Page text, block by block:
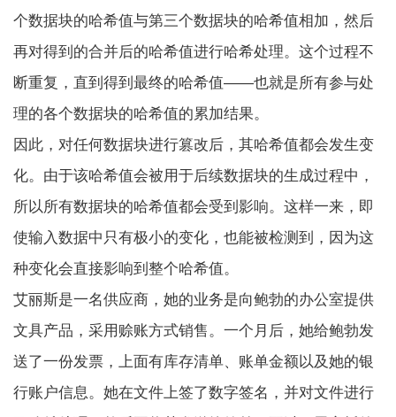
个数据块的哈希值与第三个数据块的哈希值相加，然后
再对得到的合并后的哈希值进行哈希处理。这个过程不
断重复，直到得到最终的哈希值——也就是所有参与处
理的各个数据块的哈希值的累加结果。
因此，对任何数据块进行篡改后，其哈希值都会发生变
化。由于该哈希值会被用于后续数据块的生成过程中，
所以所有数据块的哈希值都会受到影响。这样一来，即
使输入数据中只有极小的变化，也能被检测到，因为这
种变化会直接影响到整个哈希值。
艾丽斯是一名供应商，她的业务是向鲍勃的办公室提供
文具产品，采用赊账方式销售。一个月后，她给鲍勃发
送了一份发票，上面有库存清单、账单金额以及她的银
行账户信息。她在文件上签了数字签名，并对文件进行